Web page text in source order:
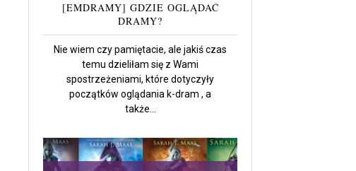
[EMDRAMY] GDZIE OGLĄDAĆ
DRAMY?
Nie wiem czy pamiętacie, ale jakiś czas
temu dzieliłam się z Wami
spostrzeżeniami, które dotyczyły
początków oglądania k-dram , a
także...